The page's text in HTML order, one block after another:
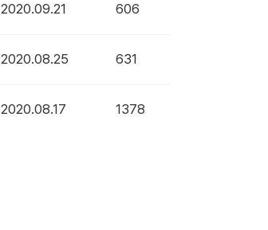
2020.09.21 606
2020.08.25 631
2020.08.17 1378